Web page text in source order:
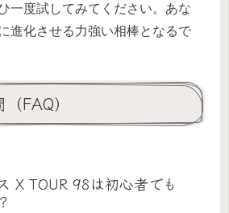
一度試してみてください。あな
進化させる力強い相棒となるで
FAQ）
X TOUR 98は初心者でも